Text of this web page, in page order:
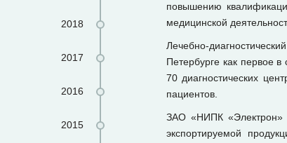
2018
2017
2016
2015
повышению
медицинской
Лечебно-
Петербурге как первое
70 диагностических
пациентов.
ЗАО «НИПК «Электрон»
экспортируемой